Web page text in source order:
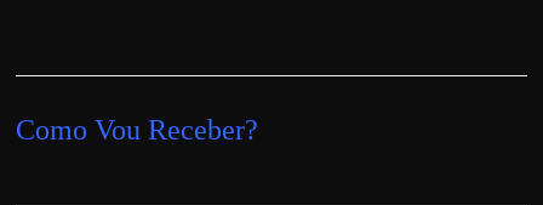
Como Vou Receber?